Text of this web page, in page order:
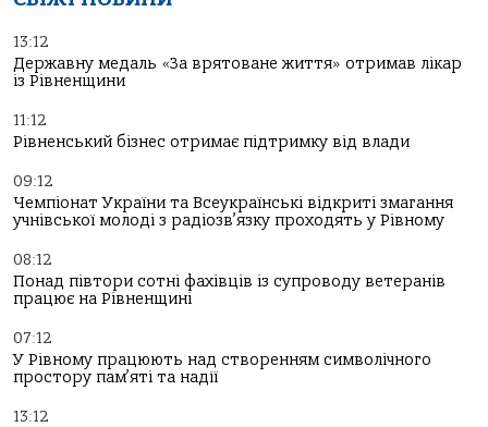
13:12
Державну медаль «За врятоване життя» отримав лікар
із Рівненщини
11:12
Рівненський бізнес отримає підтримку від влади
09:12
Чемпіонат України та Всеукраїнські відкриті змагання
учнівської молоді з радіозв’язку проходять у Рівному
08:12
Понад півтори сотні фахівців із супроводу ветеранів
працює на Рівненщині
07:12
У Рівному працюють над створенням символічного
простору пам’яті та надії
13:12